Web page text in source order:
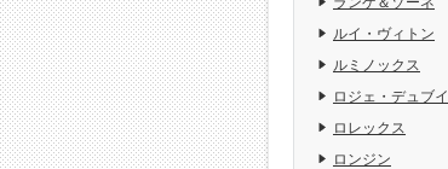
ルイ・ヴィトン
ルミノックス
ロジェ・デュブイ
ロレックス
ロンジン